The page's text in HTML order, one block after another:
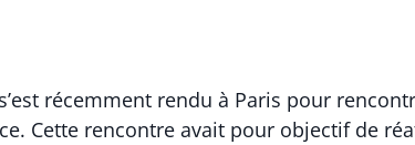
s’est récemment rendu à Paris pour
Cette rencontre avait pour objectif de